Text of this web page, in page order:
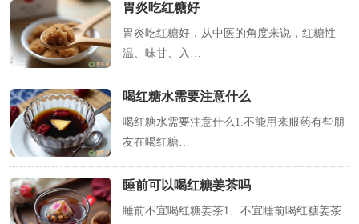
胃炎吃红糖好
胃炎吃红糖好，从中医的角度来说，红糖性
温、味甘、入…
喝红糖水需要注意什么
喝红糖水需要注意什么1.不能用来服药有些朋
友在喝红糖…
睡前可以喝红糖姜茶吗
睡前不宜喝红糖姜茶1、不宜睡前喝红糖姜茶